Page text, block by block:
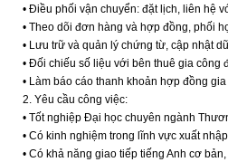
• Điều phối vận chuyển: đặt lịch, liên hệ
• Theo dõi đơn hàng và hợp đồng, phối
• Lưu trữ và quản lý chứng từ, cập nhật
• Đối chiếu số liệu với bên thuê gia công
• Làm báo cáo thanh khoản hợp đồng
2. Yêu cầu công việc:
• Tốt nghiệp Đại học chuyên ngành
• Có kinh nghiệm trong lĩnh vực xuất
• Có khả năng giao tiếp tiếng Anh cơ